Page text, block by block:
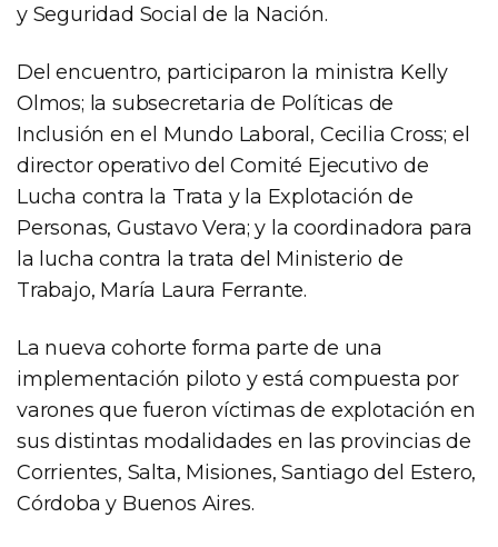
y Seguridad Social de la Nación.
Del encuentro, participaron la ministra Kelly
Olmos; la subsecretaria de Políticas de
Inclusión en el Mundo Laboral, Cecilia Cross; el
director operativo del Comité Ejecutivo de
Lucha contra la Trata y la Explotación de
Personas, Gustavo Vera; y la coordinadora para
la lucha contra la trata del Ministerio de
Trabajo, María Laura Ferrante.
La nueva cohorte forma parte de una
implementación piloto y está compuesta por
varones que fueron víctimas de explotación en
sus distintas modalidades en las provincias de
Corrientes, Salta, Misiones, Santiago del Estero,
Córdoba y Buenos Aires.